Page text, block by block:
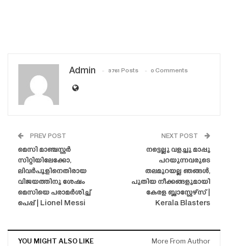
Admin 3761 Posts 0 Comments
PREV POST
മെസി മാഞ്ചസ്റ്റർ
സിറ്റിയിലേക്കോ,
ലിവർപൂളിനെതിരായ
വിജയത്തിനു ശേഷം
മെസിയെ പരാമർശിച്ച്
പെപ്പ് | Lionel Messi
NEXT POST
നട്ടെല്ലു വളച്ചു മാപ്പു
പറയുന്നവരുടെ
തലമുറയല്ല ഞങ്ങൾ,
പുതിയ നീക്കങ്ങളുമായി
കേരള ബ്ലാസ്റ്റേഴ്‌സ് |
Kerala Blasters
YOU MIGHT ALSO LIKE More From Author